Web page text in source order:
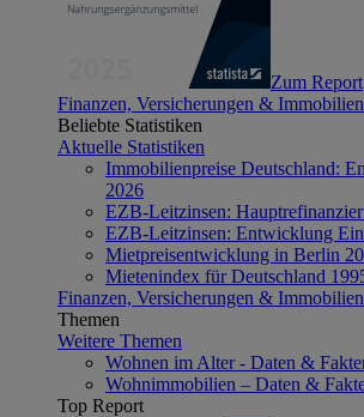
Zum Report
Finanzen, Versicherungen & Immobilien
Beliebte Statistiken
Aktuelle Statistiken
Immobilienpreise Deutschland:
2026
EZB-Leitzinsen:
EZB-Leitzinsen: Entwicklung
Mietpreisentwicklung in Berlin
Mietenindex für Deutschland
Finanzen, Versicherungen & Immobilien
Themen
Weitere Themen
Wohnen im Alter - Daten &
Wohnimmobilien – Daten &
Top Report